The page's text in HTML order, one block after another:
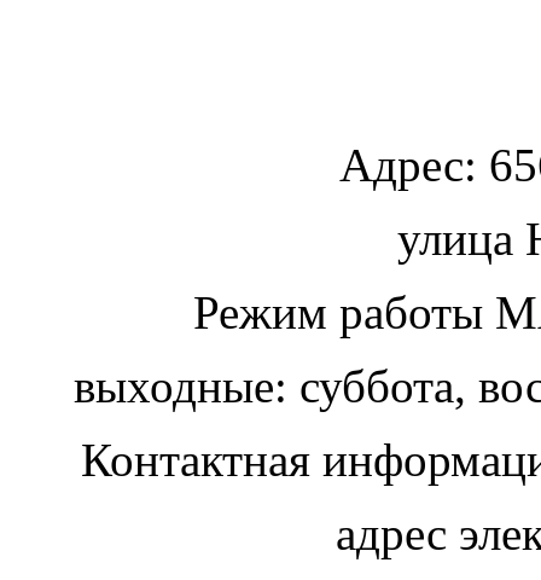
Адрес:
улица
Режим работы
выходные: суббота,
Контактная
адрес